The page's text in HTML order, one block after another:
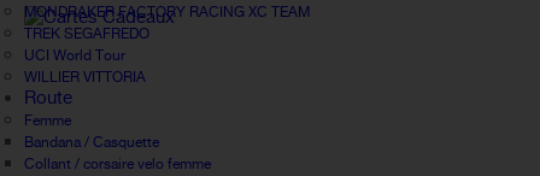
MONDRAKER FACTORY RACING XC TEAM
TREK SEGAFREDO
UCI World Tour
WILLIER VITTORIA
Route
Femme
Bandana / Casquette
Collant / corsaire velo femme